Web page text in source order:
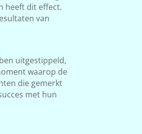
heeft dit effect.
van
uitgestippeld,
waarop de
die gemerkt
met hun